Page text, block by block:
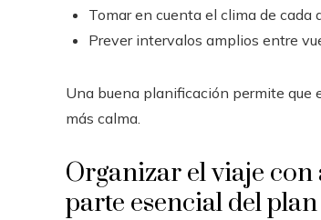
Tomar en cuenta el clima de cada
Prever intervalos amplios entre
Una buena planificación permite que
más calma.
Organizar el viaje
parte esencial del plan